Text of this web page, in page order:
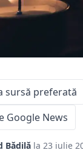
sursă preferată
Google News
Bădilă la 23 iulie